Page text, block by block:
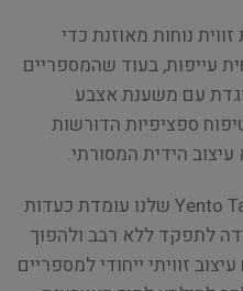
נוחות מאוזנת כדי
עייפות, בעוד שהמספריים
עם משענת אצבע
ספציפיות הדורשות
הידית המסורתי.
כל מספריים בקולקציית ה-Yento Tanto שלנו עומדת כעדות
לתפקד ללא רבב ולהפוך
זוויתי ייחודי למספריים